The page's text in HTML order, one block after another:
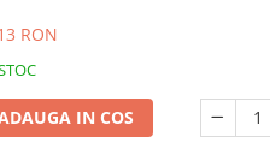
RON
IN COS